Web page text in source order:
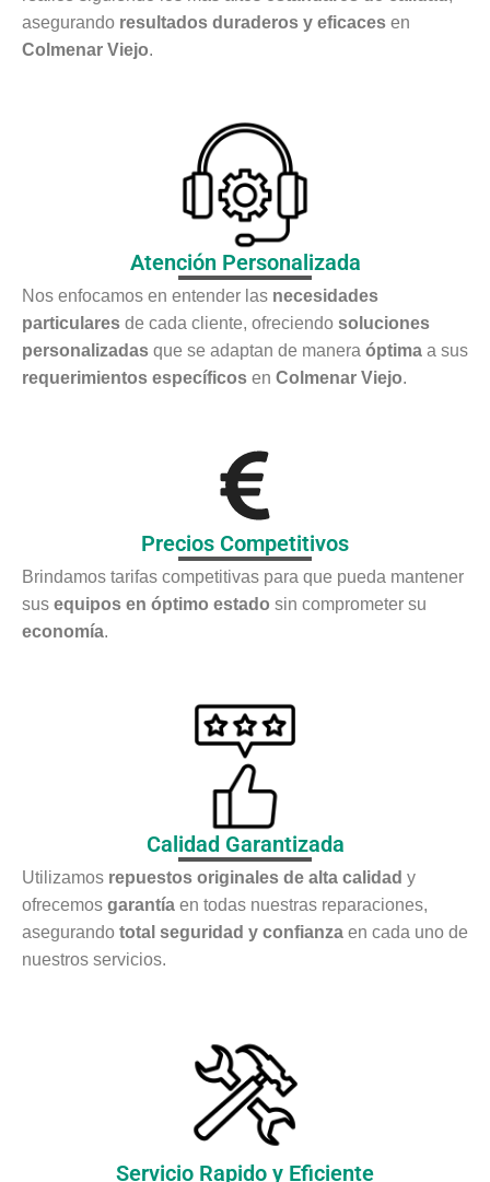
asegurando resultados duraderos y eficaces en
Colmenar Viejo.
Atención Personalizada
Nos enfocamos en entender las necesidades
particulares de cada cliente, ofreciendo soluciones
personalizadas que se adaptan de manera óptima a sus
requerimientos específicos en Colmenar Viejo.
Precios Competitivos
Brindamos tarifas competitivas para que pueda mantener
sus equipos en óptimo estado sin comprometer su
economía.
Calidad Garantizada
Utilizamos repuestos originales de alta calidad y
ofrecemos garantía en todas nuestras reparaciones,
asegurando total seguridad y confianza en cada uno de
nuestros servicios.
Servicio Rapido y Eficiente